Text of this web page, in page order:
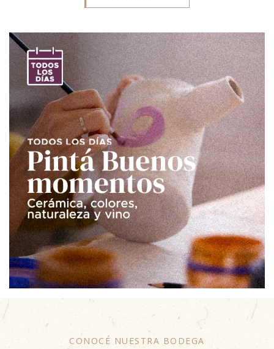
CONOCÉ NUESTRA BODEGA